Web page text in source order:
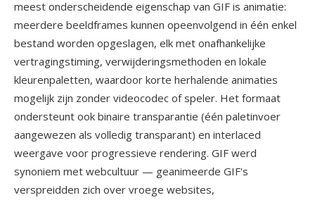
meest onderscheidende eigenschap van GIF is animatie:
meerdere beeldframes kunnen opeenvolgend in één enkel
bestand worden opgeslagen, elk met onafhankelijke
vertragingstiming, verwijderingsmethoden en lokale
kleurenpaletten, waardoor korte herhalende animaties
mogelijk zijn zonder videocodec of speler. Het formaat
ondersteunt ook binaire transparantie (één paletinvoer
aangewezen als volledig transparant) en interlaced
weergave voor progressieve rendering. GIF werd
synoniem met webcultuur — geanimeerde GIF's
verspreidden zich over vroege websites,